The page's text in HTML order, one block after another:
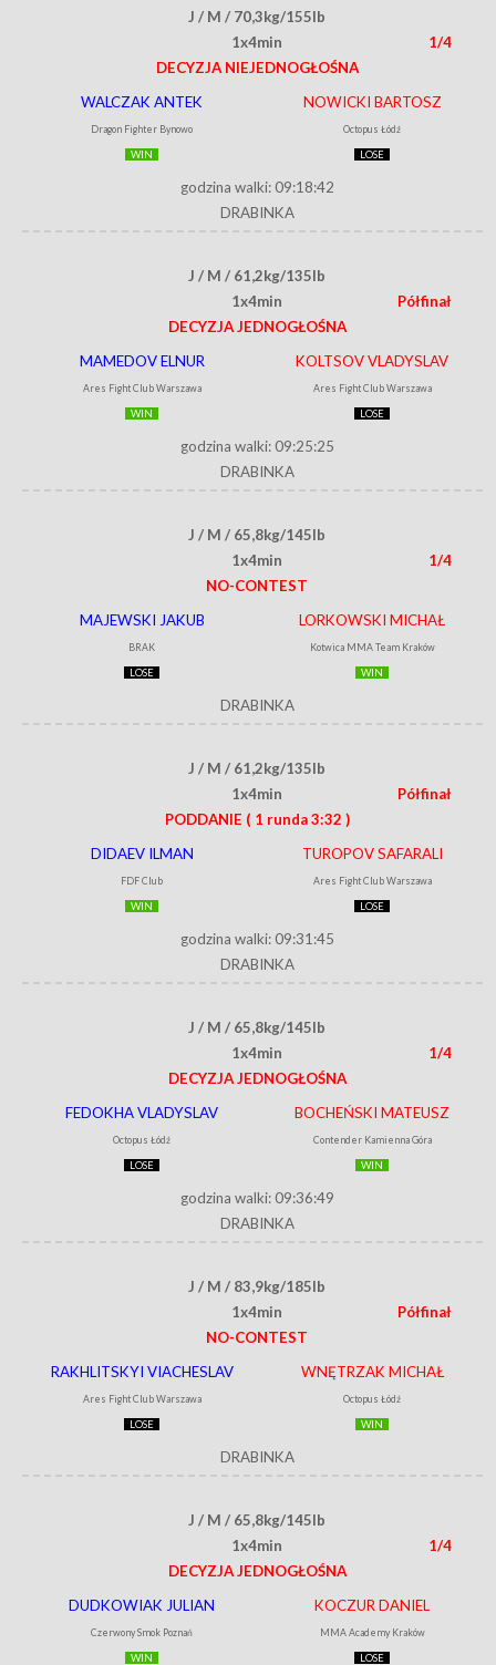
J / M / 70,3kg/155lb
1x4min
1/4
DECYZJA NIEJEDNOGŁOŚNA
WALCZAK ANTEK
Dragon Fighter Bynowo
WIN
NOWICKI BARTOSZ
Octopus Łódź
LOSE
godzina walki: 09:18:42
DRABINKA
J / M / 61,2kg/135lb
1x4min
Półfinał
DECYZJA JEDNOGŁOŚNA
MAMEDOV ELNUR
Ares Fight Club Warszawa
WIN
KOLTSOV VLADYSLAV
Ares Fight Club Warszawa
LOSE
godzina walki: 09:25:25
DRABINKA
J / M / 65,8kg/145lb
1x4min
1/4
NO-CONTEST
MAJEWSKI JAKUB
BRAK
LOSE
LORKOWSKI MICHAŁ
Kotwica MMA Team Kraków
WIN
DRABINKA
J / M / 61,2kg/135lb
1x4min
Półfinał
PODDANIE ( 1 runda 3:32 )
DIDAEV ILMAN
FDF Club
WIN
TUROPOV SAFARALI
Ares Fight Club Warszawa
LOSE
godzina walki: 09:31:45
DRABINKA
J / M / 65,8kg/145lb
1x4min
1/4
DECYZJA JEDNOGŁOŚNA
FEDOKHA VLADYSLAV
Octopus Łódź
LOSE
BOCHEŃSKI MATEUSZ
Contender Kamienna Góra
WIN
godzina walki: 09:36:49
DRABINKA
J / M / 83,9kg/185lb
1x4min
Półfinał
NO-CONTEST
RAKHLITSKYI VIACHESLAV
Ares Fight Club Warszawa
LOSE
WNĘTRZAK MICHAŁ
Octopus Łódź
WIN
DRABINKA
J / M / 65,8kg/145lb
1x4min
1/4
DECYZJA JEDNOGŁOŚNA
DUDKOWIAK JULIAN
Czerwony Smok Poznań
WIN
KOCZUR DANIEL
MMA Academy Kraków
LOSE